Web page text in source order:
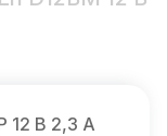
12 В 2,3 А